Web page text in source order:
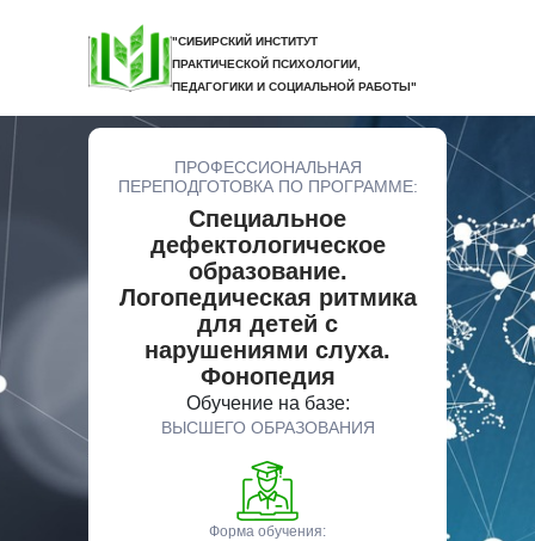
"СИБИРСКИЙ ИНСТИТУТ
ПРАКТИЧЕСКОЙ ПСИХОЛОГИИ,
ПЕДАГОГИКИ И СОЦИАЛЬНОЙ РАБОТЫ"
ПРОФЕССИОНАЛЬНАЯ
ПЕРЕПОДГОТОВКА ПО ПРОГРАММЕ:
Специальное
дефектологическое
образование.
Логопедическая ритмика
для детей с
нарушениями слуха.
Фонопедия
Обучение на базе:
ВЫСШЕГО ОБРАЗОВАНИЯ
Форма обучения: